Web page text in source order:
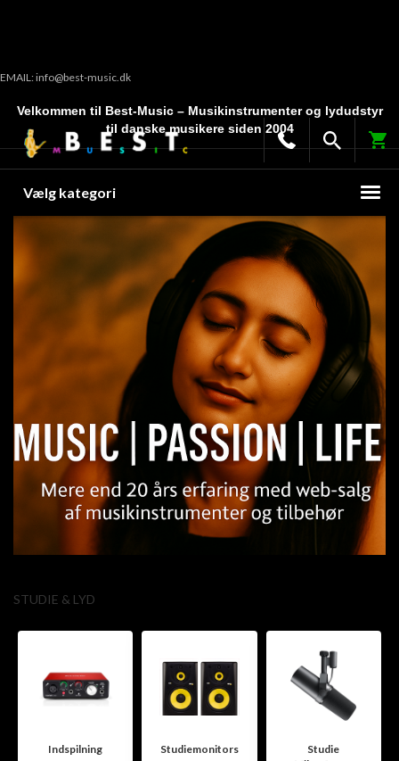
EMAIL: info@best-music.dk
Velkommen til Best-Music – Musikinstrumenter og lydudstyr
til danske musikere siden 2004
Vælg kategori
STUDIE & LYD
Indspilning Studiemonitors
Studie